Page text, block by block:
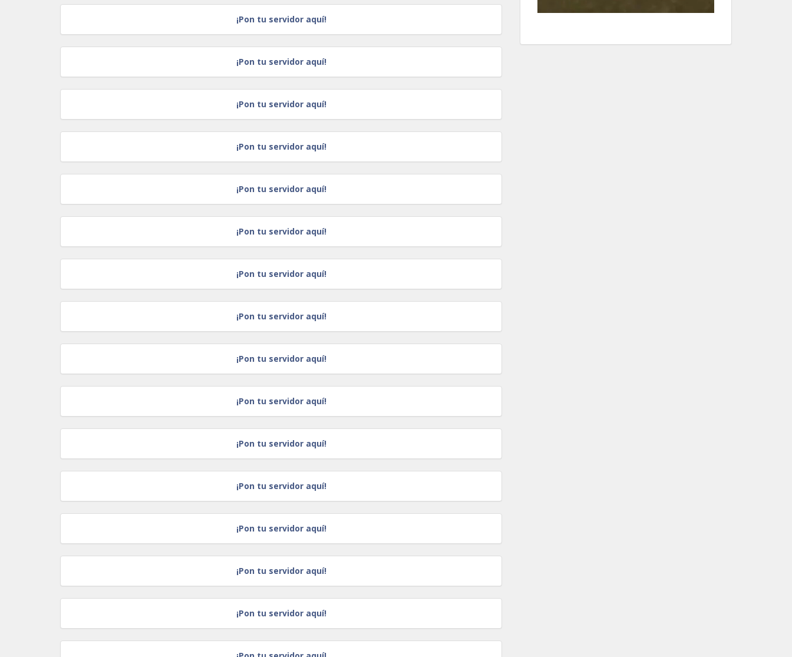
¡Pon tu servidor aquí!
¡Pon tu servidor aquí!
¡Pon tu servidor aquí!
¡Pon tu servidor aquí!
¡Pon tu servidor aquí!
¡Pon tu servidor aquí!
¡Pon tu servidor aquí!
¡Pon tu servidor aquí!
¡Pon tu servidor aquí!
¡Pon tu servidor aquí!
¡Pon tu servidor aquí!
¡Pon tu servidor aquí!
¡Pon tu servidor aquí!
¡Pon tu servidor aquí!
¡Pon tu servidor aquí!